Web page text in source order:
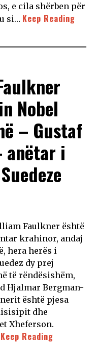
e cila shërben për
si… Keep Reading
Nobel
– Gustaf
anëtar i
Faulkner është
krahinor, andaj
hera herës i
dy prej
të rëndësishëm,
Hjalmar Bergman-
është pjesa
dhe
Xheferson.
Keep Reading